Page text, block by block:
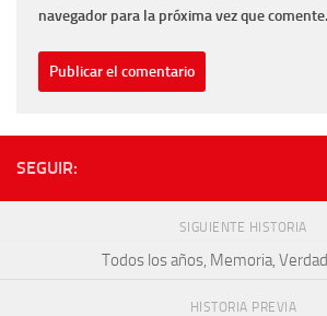
navegador para la próxima vez que comente.
SEGUIR:
SIGUIENTE HISTORIA
Todos los años, Memoria,
HISTORIA PREVIA